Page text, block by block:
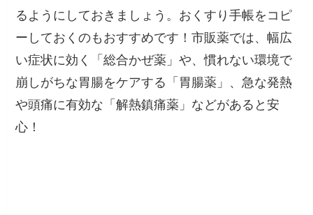
るようにしておきましょう。おくすり手帳をコピ
ーしておくのもおすすめです！市販薬では、幅広
い症状に効く「総合かぜ薬」や、慣れない環境で
崩しがちな胃腸をケアする「胃腸薬」、急な発熱
や頭痛に有効な「解熱鎮痛薬」などがあると安
心！